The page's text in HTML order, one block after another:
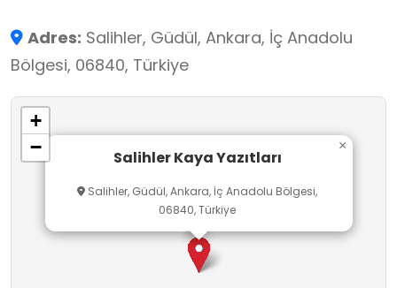
Yazıtların doğru okunması ve tahlil edilmesi
durumunda insanlık tarihinin açıklanamayan,
gizli kalan yönleri gün yüzüne çıkacak ve dünya
tarihi ve medeniyeti yeniden yazılacaktır.
Adres: Salihler, Güdül, Ankara, İç Anadolu
Bölgesi, 06840, Türkiye
Salihler Kaya Yazıtları
Salihler, Güdül, Ankara, İç Anadolu Bölgesi,
06840, Türkiye
×
+
−